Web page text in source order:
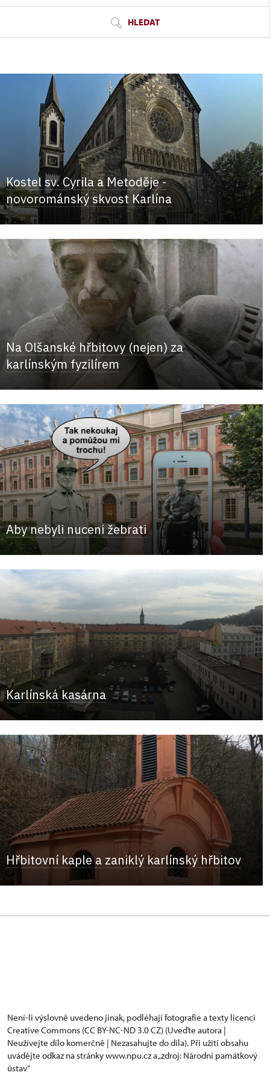
HLEDAT
Kostel sv. Cyrila a Metoděje -
novorománský skvost Karlína
Na Olšanské hřbitovy (nejen) za
karlínským fyzilírem
Aby nebyli nuceni žebrati
Karlínská kasárna
Hřbitovní kaple a zaniklý karlínský hřbitov
Není-li výslovně uvedeno jinak, podléhají fotografie a texty licenci
Creative Commons (CC BY-NC-ND 3.0 CZ) (Uveďte autora |
Neužívejte dílo komerčně | Nezasahujte do díla). Při užití obsahu
uvádějte odkaz na stránky www.npu.cz a „zdroj: Národní památkový
ústav“